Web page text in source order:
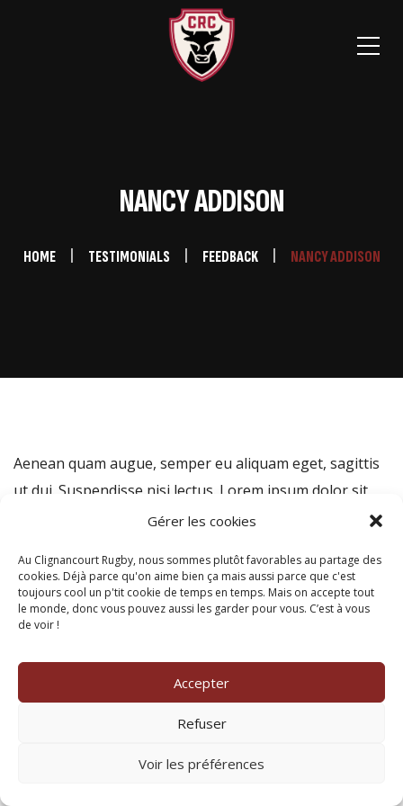
Gérer les cookies
Au Clignancourt Rugby, nous sommes plutôt favorables au partage des
cookies. Déjà parce qu'on aime bien ça mais aussi parce que c'est
toujours cool un p'tit cookie de temps en temps. Mais on accepte tout
le monde, donc vous pouvez aussi les garder pour vous. C’est à vous
de voir !
Accepter
Refuser
Voir les préférences
NANCY ADDISON
HOME TESTIMONIALS FEEDBACK NANCY ADDISON
Aenean quam augue, semper eu aliquam eget, sagittis
ut dui. Suspendisse nisi lectus. Lorem ipsum dolor sit
amet, consectetur adipiscing elit. Nullam facilisis at
metus ex tempor neque, sit amet efficitur turpis lorem
et odio.